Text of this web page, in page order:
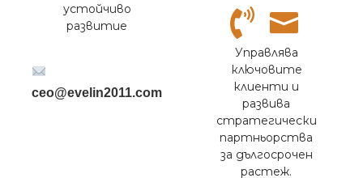
устойчиво
развитие
ceo@evelin2011.com
Управлява
ключовите
клиенти и
развива
стратегически
партньорства
за дългосрочен
растеж.